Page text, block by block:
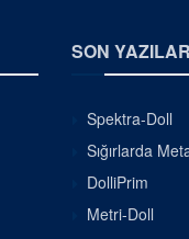
SON YAZILAR
Spektra-Doll
Sığırlarda
DolliPrim
Metri-Doll